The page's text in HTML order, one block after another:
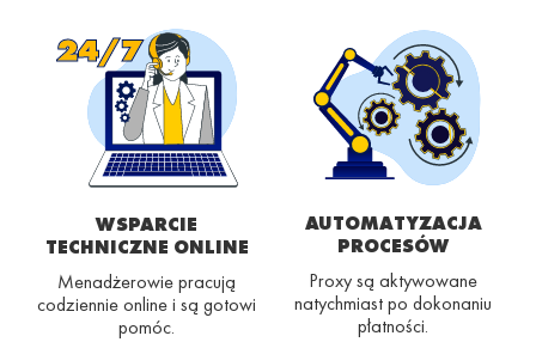
WSPARCIE
TECHNICZNE ONLINE
Menadżerowie pracują
codziennie online i są gotowi
pomóc.
AUTOMATYZACJA
PROCESÓW
Proxy są aktywowane
natychmiast po dokonaniu
płatności.